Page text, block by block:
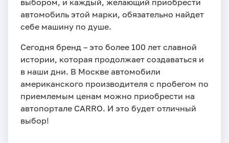
автомобиль этой марки, обязательно найдет
себе машину по душе.
Сегодня бренд – это более 100 лет славной
истории, которая продолжает создаваться и
в наши дни. В Москве автомобили
американского производителя с пробегом по
приемлемым ценам можно приобрести на
автопортале CARRO. И это будет отличный
выбор!